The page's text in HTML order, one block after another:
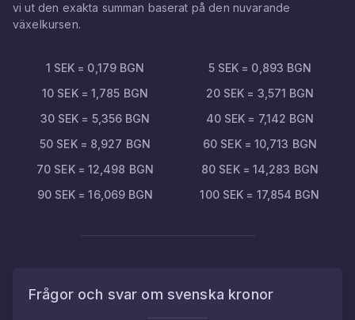
vi ut den exakta summan baserat på den nuvarande
växelkursen.
1 SEK = 0,179 BGN 5 SEK = 0,893 BGN
10 SEK= 1,785 BGN 20 SEK = 3,571 BGN
30 SEK = 5,356 BGN 40 SEK = 7,142 BGN
50 SEK= 8,927 BGN 60 SEK= 10,713 BGN
70 SEK= 12,498 BGN 80 SEK= 14,283 BGN
90 SEK =16,069 BGN 100 SEK = 17,854 BGN
Frågor och svar om svenska kronor